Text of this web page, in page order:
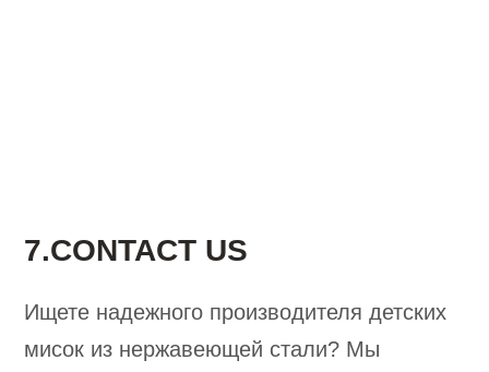
7.CONTACT US
Ищете надежного производителя детских
мисок из нержавеющей стали? Мы